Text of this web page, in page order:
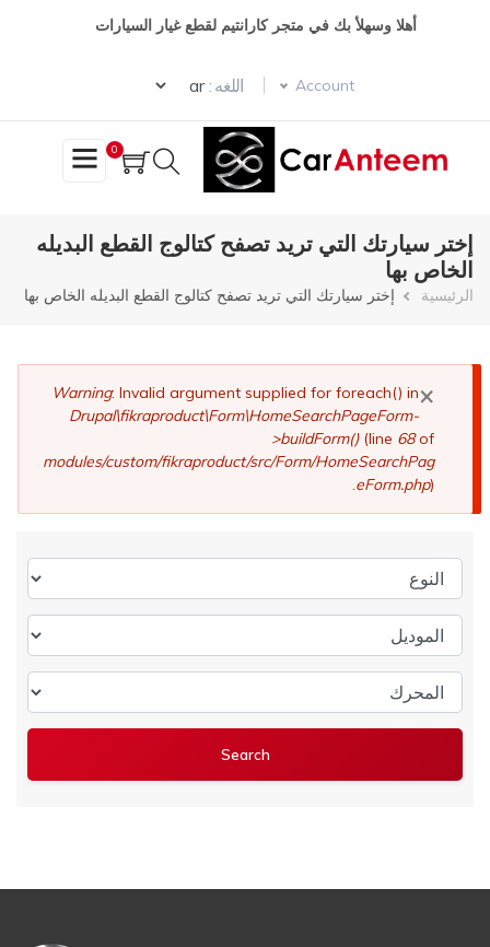
أهلا وسهلأ بك في متجر كارانتيم لقطع غيار السيارات
Account اللغه :
Select your language
0
إختر سيارتك التي تريد تصفح كتالوج القطع البديله
الخاص بها
مسار
الرئيسية إختر سيارتك التي تريد تصفح كتالوج القطع البديله الخاص بها
×
رسالة
الخطأ
Warning: Invalid argument supplied for foreach() in
Drupal\fikraproduct\Form\HomeSearchPageForm-
>buildForm()(line 68of
modules/custom/fikraproduct/src/Form/HomeSearchPag
eForm.php).
النوع
الموديل
المحرك